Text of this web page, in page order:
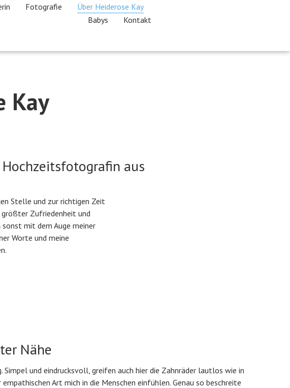
Fotografie
Über Heiderose Kay
Babys
Kontakt
Kay
aus
Stelle und zur richtigen Zeit
Zufriedenheit und
mit dem Auge meiner
Worte und meine
Nähe
und eindrucksvoll, greifen auch hier die Zahnräder lautlos wie in
Art mich in die Menschen einfühlen. Genau so beschreite